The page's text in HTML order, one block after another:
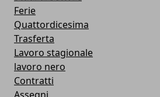
Ferie
Quattordicesima
Trasferta
Lavoro stagionale
lavoro nero
Contratti
Assegni